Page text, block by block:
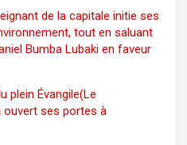
de la capitale initie ses
tout en saluant
Bumba Lubaki en faveur
plein Évangile(Le
ouvert ses portes à